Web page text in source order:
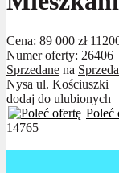
Cena: 89 000 zł
Numer oferty: 26406
Sprzedane na
Nysa ul. Kościuszki
dodaj do ulubionych
Poleć
14765